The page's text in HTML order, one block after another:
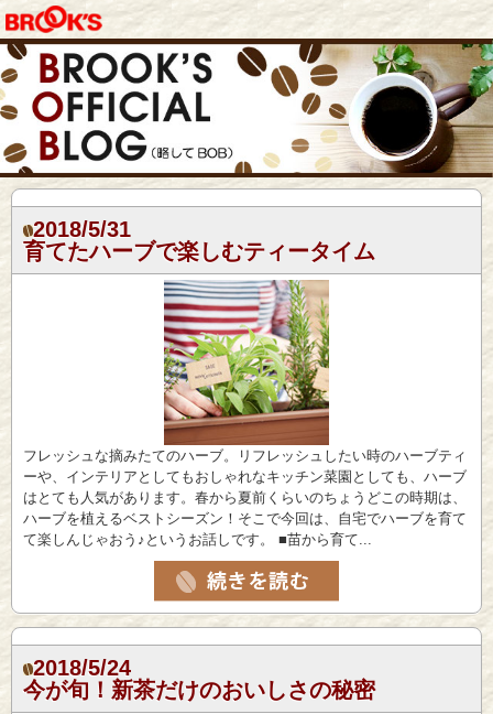
2018/5/31
育てたハーブで楽しむティータイム
フレッシュな摘みたてのハーブ。リフレッシュしたい時のハーブティ
ーや、インテリアとしてもおしゃれなキッチン菜園としても、ハーブ
はとても人気があります。春から夏前くらいのちょうどこの時期は、
ハーブを植えるベストシーズン！そこで今回は、自宅でハーブを育て
て楽しんじゃおう♪というお話しです。 ■苗から育て...
2018/5/24
今が旬！新茶だけのおいしさの秘密